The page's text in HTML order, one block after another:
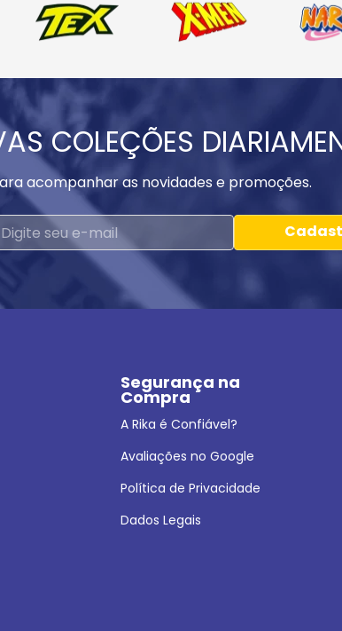
COLEÇÕES
acompanhar as novidades e promoções.
Segurança na
Compra
A Rika é Confiável?
Avaliações no Google
Política de Privacidade
Dados Legais